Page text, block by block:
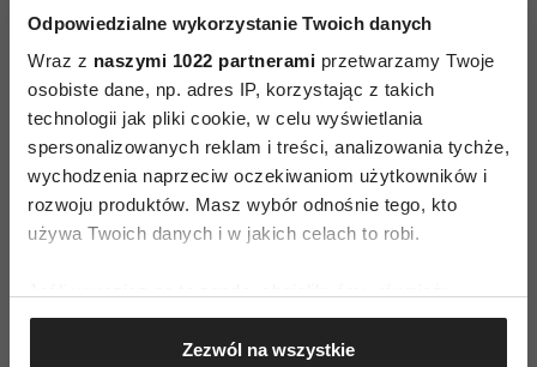
Odpowiedzialne wykorzystanie Twoich danych
Wraz z naszymi 1022 partnerami przetwarzamy Twoje
osobiste dane, np. adres IP, korzystając z takich
technologii jak pliki cookie, w celu wyświetlania
spersonalizowanych reklam i treści, analizowania tychże,
wychodzenia naprzeciw oczekiwaniom użytkowników i
rozwoju produktów. Masz wybór odnośnie tego, kto
używa Twoich danych i w jakich celach to robi.
Gromadzić dane dotyczące Twojej lokalizacji
geograficznej z dokładnością nawet do kilku metrów
Zezwól na wszystkie
i intensywnej naprawie DNA zniszczonego przez
promieniowanie UV – mówi dr Magdalena
Łuczkowska. Uszkodzone komórki są
zastępowane przez nowe. Zwiększa się produkcja
substancji budujących skórę, takich jak kolagen,
elastyna czy kwas hialuronowy.
Pomiędzy 1 a 2 w nocy toksyny ze skóry usuwane
podnosi się ciśnienie krwi i rośnie temperatura
ciała. Między 4 a 5 rano rosnący poziom hormonu